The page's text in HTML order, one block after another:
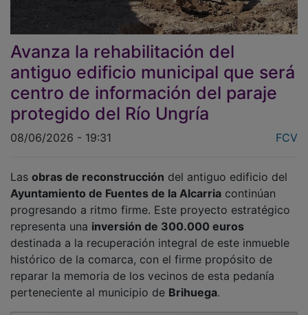
Avanza la rehabilitación del
antiguo edificio municipal que será
centro de información del paraje
protegido del Río Ungría
08/06/2026 - 19:31
Ayuntamiento de Fuentes de la Alcarriacontinúan
progresando a ritmo firme. Este proyecto estratégico
representa unainversión de 300.000 euros
destinada a la recuperación integral de este inmueble
histórico de la comarca, con el firme propósito de
reparar la memoria de los vecinos de esta pedanía
perteneciente al municipio deBrihuega.